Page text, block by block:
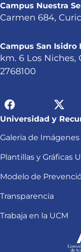
Campus Nuestra
Carmen 684,
Campus San Isidro
km. 6 Los Niches,
2768100
Universidad y
Galería de Imágenes
Plantillas y Gráficas
Modelo de
Transparencia
Trabaja en la UCM